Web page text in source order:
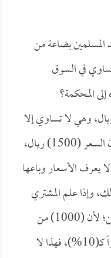
بضاعة من
وهي تساوي في السوق
اشترى سلعة بـ(2500) ريال، وهي لا تساوي إلا
(1500) ريال، فإن كان البائع يعلم أن السعر (1500) ريال،
يعرف الأسعار وباعها
له ذلك، وإذا علم المشتري
بهذا فله الخيار، وهذا يسمى خيار الغبن؛ لأن (1000) من
(2500)كثير، وأما لو كان الغبن يسيراً كـ(10%)، فهذا لا